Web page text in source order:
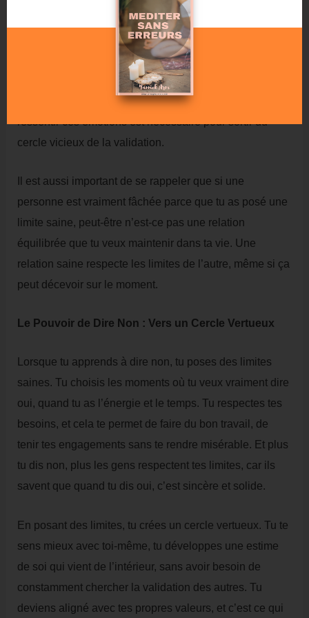
Après avoir dit non, tu pourrais ressentir de la
culpabilité. C’est normal, surtout les premières fois.
Pour traverser ces émotions, utilise encore une fois des
techniques de régulation : va marcher, écoute de la
musique, pratique une respiration profonde. Accepter de
ressentir ces émotions est nécessaire pour sortir du
cercle vicieux de la validation.
Il est aussi important de se rappeler que si une
personne est vraiment fâchée parce que tu as posé une
limite saine, peut-être n’est-ce pas une relation
équilibrée que tu veux maintenir dans ta vie. Une
relation saine respecte les limites de l’autre, même si ça
peut décevoir sur le moment.
Le Pouvoir de Dire Non : Vers un Cercle Vertueux
Lorsque tu apprends à dire non, tu poses des limites
saines. Tu choisis les moments où tu veux vraiment dire
oui, quand tu as l’énergie et le temps. Tu respectes tes
besoins, et cela te permet de faire du bon travail, de
tenir tes engagements sans te rendre misérable. Et plus
tu dis non, plus les gens respectent tes limites, car ils
savent que quand tu dis oui, c’est sincère et solide.
En posant des limites, tu crées un cercle vertueux. Tu te
sens mieux avec toi-même, tu développes une estime
de soi qui vient de l’intérieur, sans avoir besoin de
constamment chercher la validation des autres. Tu
deviens aligné avec tes propres valeurs, et c’est ce qui